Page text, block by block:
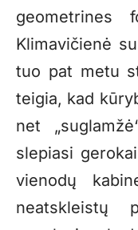
geometrines
Klimavičienė
tuo pat metu
teigia, kad
net
slepiasi
vienodų
neatskleistų